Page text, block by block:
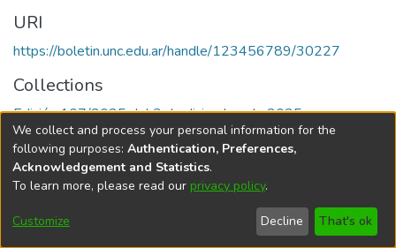
URI
https://boletin.unc.edu.ar/handle/123456789/30227
Collections
Edición 107/2025 del 3 de diciembre de 2025
Universidad Nacional de Córdoba
We collect and process your personal information for the
following purposes: Authentication, Preferences,
Acknowledgement and Statistics.
To learn more, please read our privacy policy.
Customize Decline That's ok